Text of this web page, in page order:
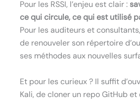
Pour les RSSI, l’enjeu est clair :
ce qui circule, ce qui est utilisé
Pour les auditeurs et
de renouveler son répertoire
ses méthodes aux nouvelles
Et pour les curieux ? Il suffit
Kali, de cloner un repo GitHub et